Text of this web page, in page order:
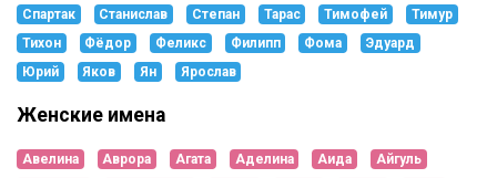
Спартак
Станислав Степан Тарас Тимофей
Тимур
Тихон
Фёдор Феликс Филипп Фома
Эдуард
Юрий
Яков Ян Ярослав
Женские имена
Авелина Аврора Агата Аделина Аида
Айгуль